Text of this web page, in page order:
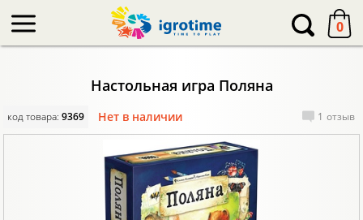
0
Настольная игра Поляна
код товара:9369 Нет в наличии 1 отзыв